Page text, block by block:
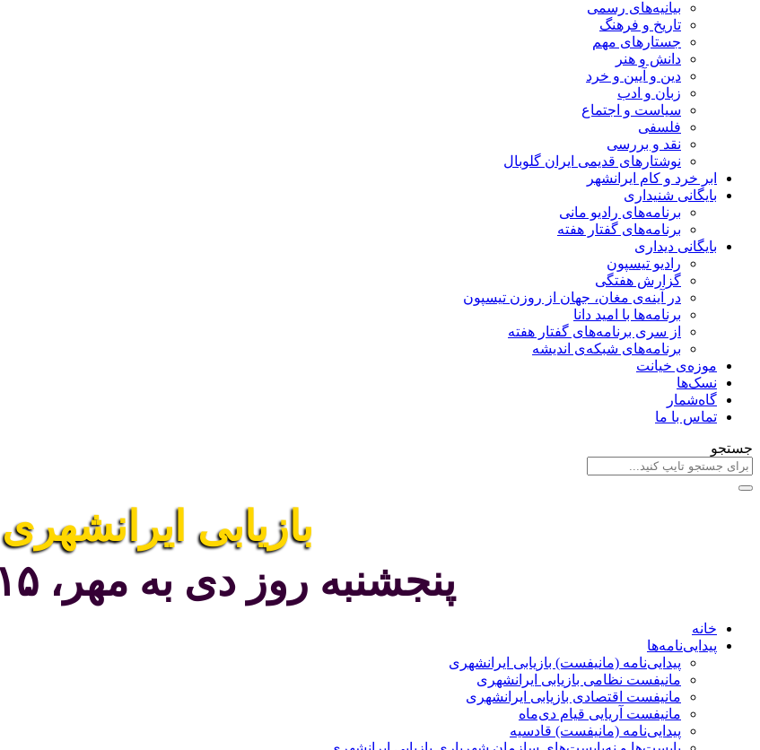
بیانیه‌های رسمی
تاریخ و فرهنگ
جستارهای مهم
دانش و هنر
دین و آیین و خرد
زبان و ادب
سیاست و اجتماع
فلسفی
نقد و بررسی
نوشتارهای قدیمی ایران گلوبال
ابر خرد و کام ایرانشهر
بایگانی شنيداری
برنامه‌های راديو مانی
برنامه‌های گفتار هفته
بایگانی ديداری
رادیو تیسپون
گزارش هفتگی
در آینه‌ی مغان، جهان از روزن تیسپون
برنامه‌ها با امید دانا
از سری برنامه‌های گفتار هفته
برنامه‌های شبکه‌ی اندیشه
موزه‌ی خیانت
نسک‌ها
گاه‌شمار
تماس با ما
جستجو
بازیابی ایرانشهری
پنجشنبه روز دی به مهر، ۸۵۸۵/۵/۱۵
خانه
پیدایی‌نامه‌ها
پيدایی‌نامه (مانيفست) بازیابی ایرانشهری
مانیفست نظامی بازیابی ایرانشهری
مانیفست اقتصادی بازیابی ایرانشهری
مانیفست آریایی قیام دی‌ماه
پیدایی‌نامه (مانیفست) قادسیه